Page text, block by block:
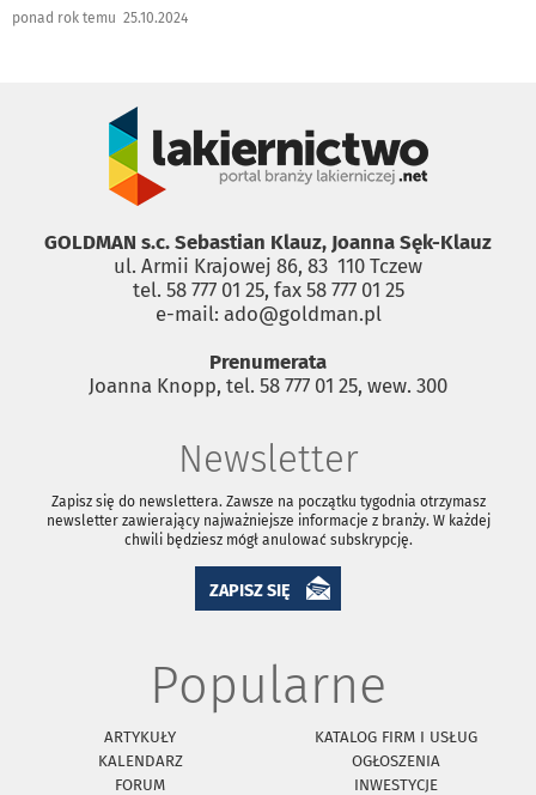
ponad rok temu 25.10.2024
GOLDMAN s.c. Sebastian Klauz, Joanna Sęk-Klauz
ul. Armii Krajowej 86, 83 ­ 110 Tczew
tel. 58 777 01 25, fax 58 777 01 25
e-mail: ado@goldman.pl
Prenumerata
Joanna Knopp, tel. 58 777 01 25, wew. 300
Newsletter
Zapisz się do newslettera. Zawsze na początku tygodnia otrzymasz
newsletter zawierający najważniejsze informacje z branży. W każdej
chwili będziesz mógł anulować subskrypcję.
ZAPISZ SIĘ
Popularne
ARTYKUŁY
KATALOG FIRM I USŁUG
KALENDARZ
OGŁOSZENIA
FORUM
INWESTYCJE